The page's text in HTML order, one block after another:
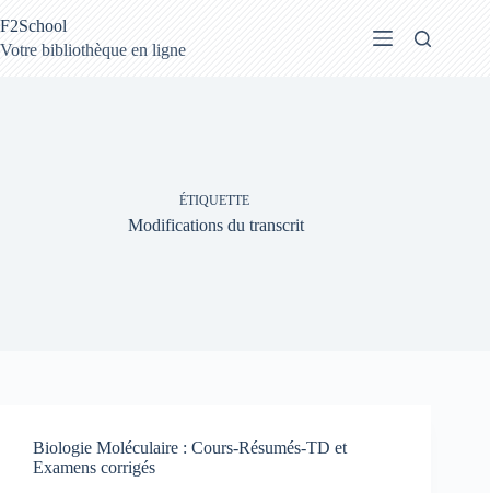
au
contenu
F2School
Votre bibliothèque en ligne
ÉTIQUETTE
Modifications du transcrit
Biologie Moléculaire : Cours-Résumés-TD et
Examens corrigés